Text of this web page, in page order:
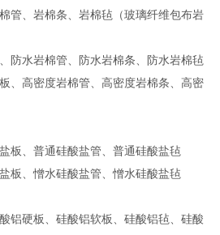
管、岩棉条、岩棉毡（玻璃纤维包布岩
防水岩棉管、防水岩棉条、防水岩棉毡
、高密度岩棉管、高密度岩棉条、高密
板、普通硅酸盐管、普通硅酸盐毡
板、憎水硅酸盐管、憎水硅酸盐毡
铝硬板、硅酸铝软板、硅酸铝毡、硅酸